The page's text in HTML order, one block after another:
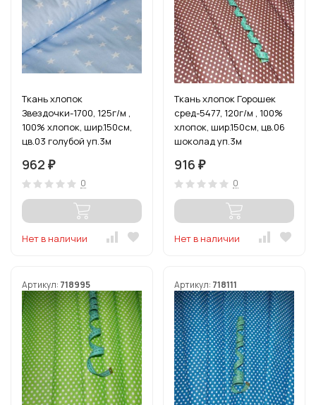
Ткань хлопок
Звездочки-1700, 125г/м ,
100% хлопок, шир.150см,
цв.03 голубой уп.3м
962 ₽
0
Нет в наличии
Ткань хлопок Горошек
сред-5477, 120г/м , 100%
хлопок, шир.150см, цв.06
шоколад уп.3м
916 ₽
0
Нет в наличии
Артикул: 718995 Артикул: 718111